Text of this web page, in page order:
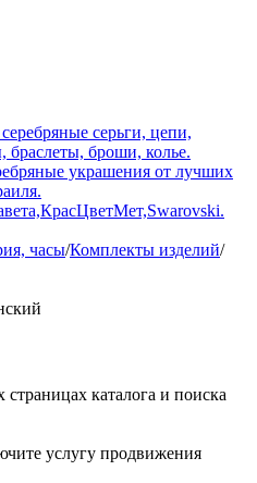
серьги, цепи,
браслеты, броши, колье.
украшения от лучших
часы/Комплекты изделий/
каталога и поиска
услугу продвижения